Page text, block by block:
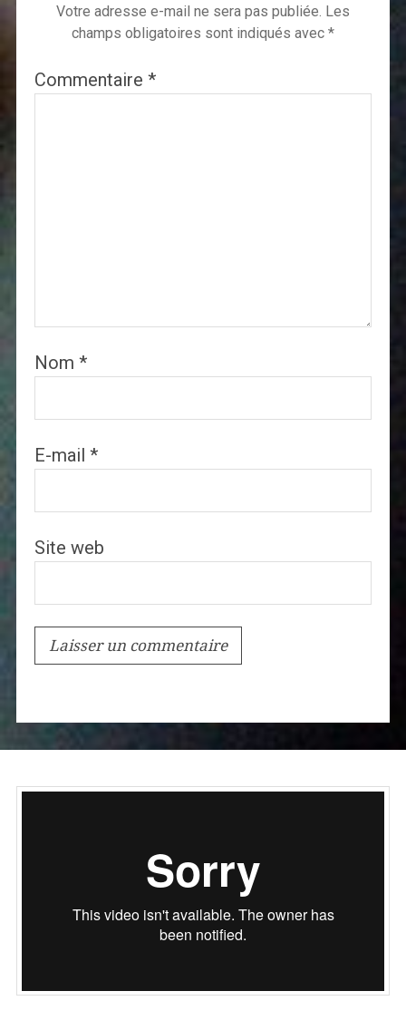
Votre adresse e-mail ne sera pas publiée. Les
champs obligatoires sont indiqués avec *
Commentaire *
Nom *
E-mail *
Site web